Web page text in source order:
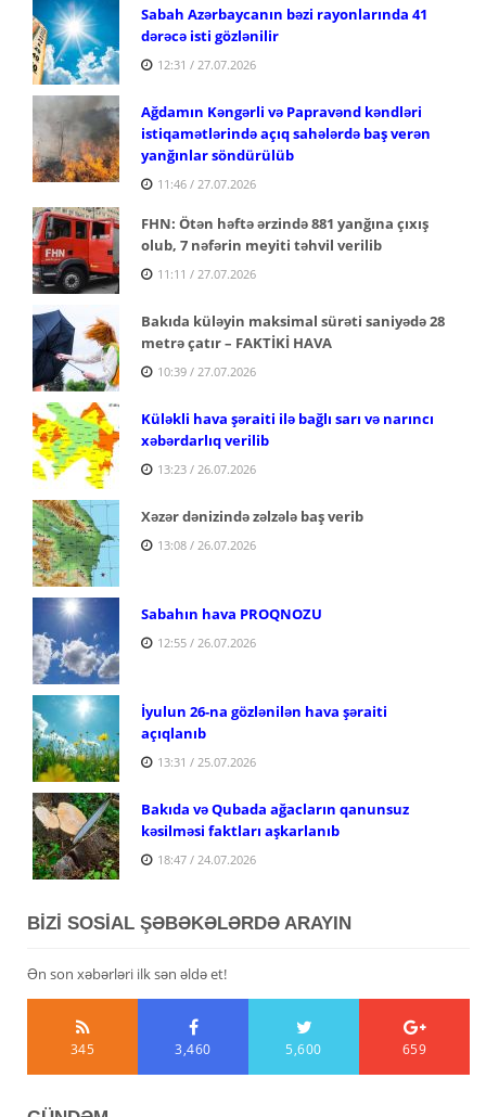
Sabah Azərbaycanın bəzi rayonlarında 41
dərəcə isti gözlənilir
12:31 / 27.07.2026
Ağdamın Kəngərli və Papravənd kəndləri
istiqamətlərində açıq sahələrdə baş verən
yanğınlar söndürülüb
11:46 / 27.07.2026
FHN: Ötən həftə ərzində 881 yanğına çıxış
olub, 7 nəfərin meyiti təhvil verilib
11:11 / 27.07.2026
Bakıda küləyin maksimal sürəti saniyədə 28
metrə çatır – FAKTİKİ HAVA
10:39 / 27.07.2026
Küləkli hava şəraiti ilə bağlı sarı və narıncı
xəbərdarlıq verilib
13:23 / 26.07.2026
Xəzər dənizində zəlzələ baş verib
13:08 / 26.07.2026
Sabahın hava PROQNOZU
12:55 / 26.07.2026
İyulun 26-na gözlənilən hava şəraiti
açıqlanıb
13:31 / 25.07.2026
Bakıda və Qubada ağacların qanunsuz
kəsilməsi faktları aşkarlanıb
18:47 / 24.07.2026
BİZİ SOSİAL ŞƏBƏKƏLƏRDƏ ARAYIN
Ən son xəbərləri ilk sən əldə et!
345 3,460 5,600 659